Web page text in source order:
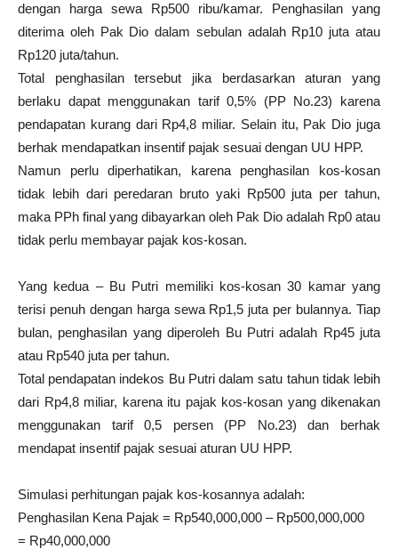
dengan harga sewa Rp500 ribu/kamar. Penghasilan yang
diterima oleh Pak Dio dalam sebulan adalah Rp10 juta atau
Rp120 juta/tahun.
Total penghasilan tersebut jika berdasarkan aturan yang
berlaku dapat menggunakan tarif 0,5% (PP No.23) karena
pendapatan kurang dari Rp4,8 miliar. Selain itu, Pak Dio juga
berhak mendapatkan insentif pajak sesuai dengan UU HPP.
Namun perlu diperhatikan, karena penghasilan kos-kosan
tidak lebih dari peredaran bruto yaki Rp500 juta per tahun,
maka PPh final yang dibayarkan oleh Pak Dio adalah Rp0 atau
tidak perlu membayar pajak kos-kosan.
Yang kedua – Bu Putri memiliki kos-kosan 30 kamar yang
terisi penuh dengan harga sewa Rp1,5 juta per bulannya. Tiap
bulan, penghasilan yang diperoleh Bu Putri adalah Rp45 juta
atau Rp540 juta per tahun.
Total pendapatan indekos Bu Putri dalam satu tahun tidak lebih
dari Rp4,8 miliar, karena itu pajak kos-kosan yang dikenakan
menggunakan tarif 0,5 persen (PP No.23) dan berhak
mendapat insentif pajak sesuai aturan UU HPP.
Simulasi perhitungan pajak kos-kosannya adalah:
Penghasilan Kena Pajak = Rp540,000,000 – Rp500,000,000
= Rp40,000,000